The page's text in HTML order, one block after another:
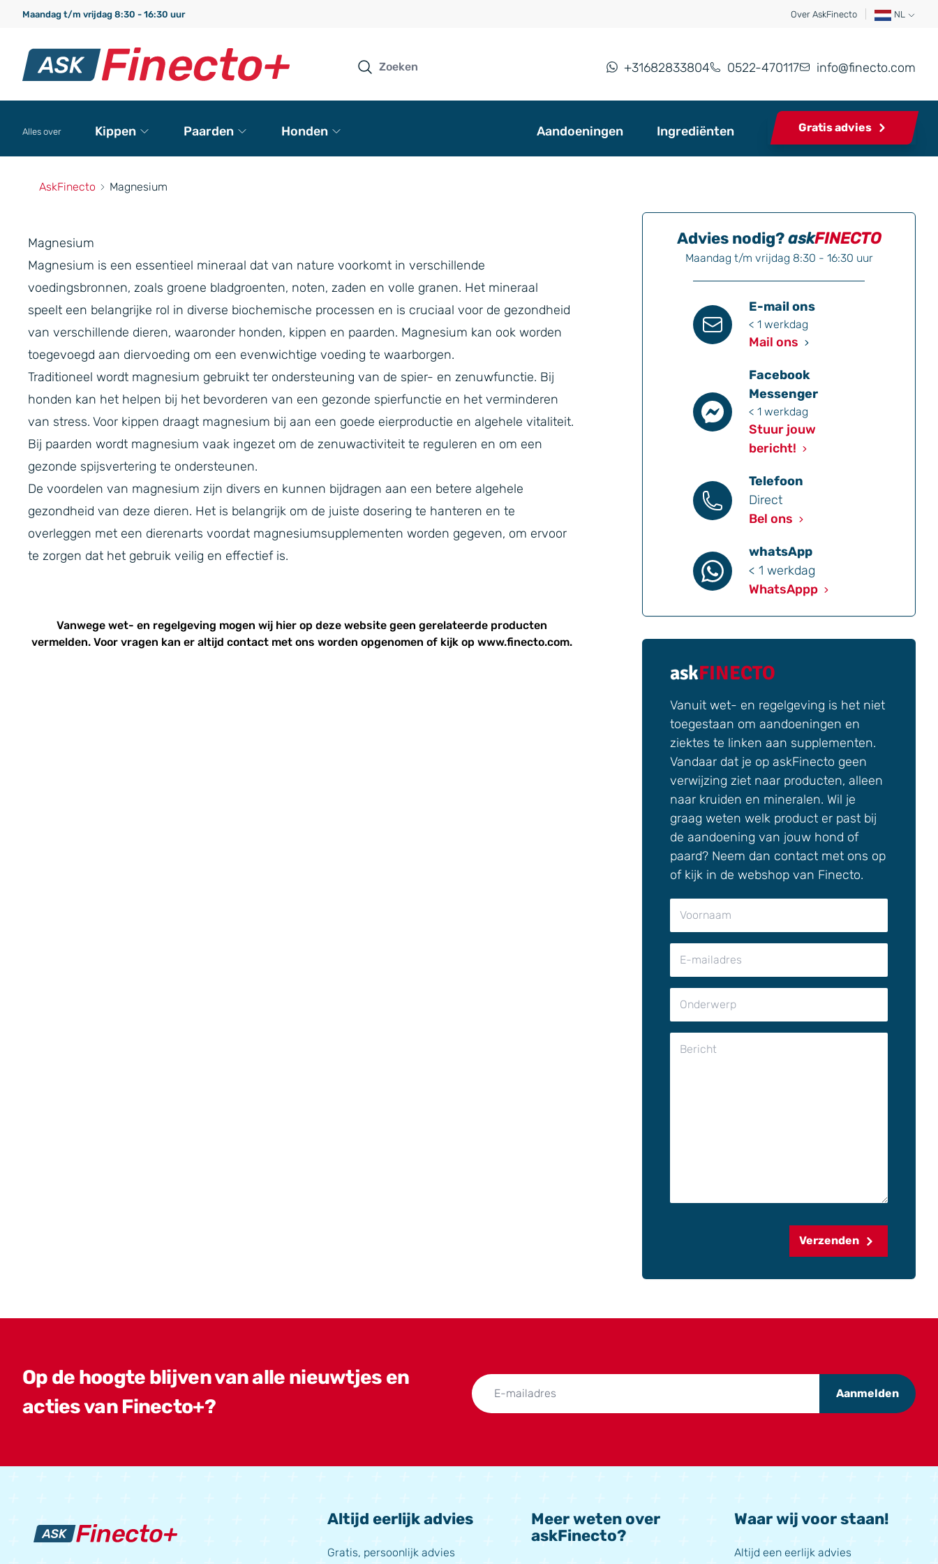
Maandag t/m vrijdag 8:30 - 16:30 uur Over AskFinecto NL
+31682833804 0522-470117 info@finecto.com
Alles over Kippen Paarden Honden Aandoeningen Ingrediënten Gratis advies
AskFinecto Magnesium
Magnesium
Magnesium is een essentieel mineraal dat van nature voorkomt in verschillende
voedingsbronnen, zoals groene bladgroenten, noten, zaden en volle granen. Het mineraal
speelt een belangrijke rol in diverse biochemische processen en is cruciaal voor de gezondheid
van verschillende dieren, waaronder honden, kippen en paarden. Magnesium kan ook worden
toegevoegd aan diervoeding om een evenwichtige voeding te waarborgen.
Traditioneel wordt magnesium gebruikt ter ondersteuning van de spier- en zenuwfunctie. Bij
honden kan het helpen bij het bevorderen van een gezonde spierfunctie en het verminderen
van stress. Voor kippen draagt magnesium bij aan een goede eierproductie en algehele vitaliteit.
Bij paarden wordt magnesium vaak ingezet om de zenuwactiviteit te reguleren en om een
gezonde spijsvertering te ondersteunen.
De voordelen van magnesium zijn divers en kunnen bijdragen aan een betere algehele
gezondheid van deze dieren. Het is belangrijk om de juiste dosering te hanteren en te
overleggen met een dierenarts voordat magnesiumsupplementen worden gegeven, om ervoor
te zorgen dat het gebruik veilig en effectief is.
Vanwege wet- en regelgeving mogen wij hier op deze website geen gerelateerde producten
vermelden. Voor vragen kan er altijd contactmet ons worden opgenomen of kijk op www.finecto.com.
Advies nodig?askFINECTO
Maandag t/m vrijdag 8:30 - 16:30 uur
E-mail ons
< 1 werkdag
Mail ons
Facebook
Messenger
< 1 werkdag
Stuur jouw
bericht!
Telefoon
Direct
Bel ons
whatsApp
< 1 werkdag
WhatsAppp
askFINECTO
Vanuit wet- en regelgeving is het niet
toegestaan om aandoeningen en
ziektes te linken aan supplementen.
Vandaar dat je op askFinecto geen
verwijzing ziet naar producten, alleen
naar kruiden en mineralen. Wil je
graag weten welk product er past bij
de aandoening van jouw hond of
paard? Neem dan contact met ons op
of kijk in de webshop van Finecto.
Verzenden
Op de hoogte blijven van alle nieuwtjes en
acties van Finecto+?
Aanmelden
Altijd eerlijk advies
Gratis, persoonlijk advies
Meer weten over
askFinecto?
Waar wij voor staan!
Altijd een eerlijk advies